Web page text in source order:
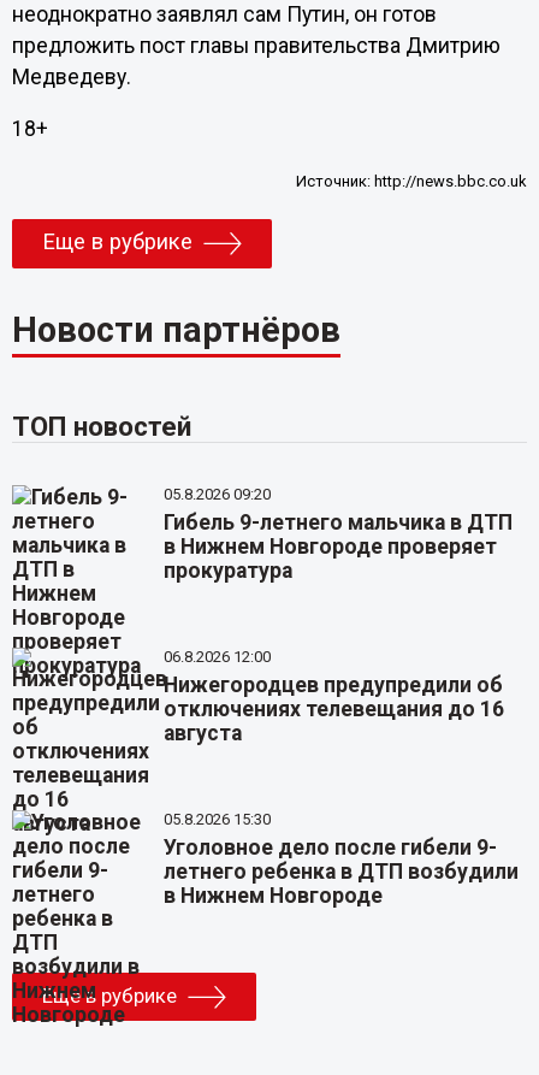
неоднократно заявлял сам Путин, он готов
предложить пост главы правительства Дмитрию
Медведеву.
18+
Источник: http://news.bbc.co.uk
Еще в рубрике
Новости партнёров
ТОП новостей
05.8.2026 09:20
Гибель 9-летнего мальчика в ДТП
в Нижнем Новгороде проверяет
прокуратура
06.8.2026 12:00
Нижегородцев предупредили об
отключениях телевещания до 16
августа
05.8.2026 15:30
Уголовное дело после гибели 9-
летнего ребенка в ДТП возбудили
в Нижнем Новгороде
Еще в рубрике